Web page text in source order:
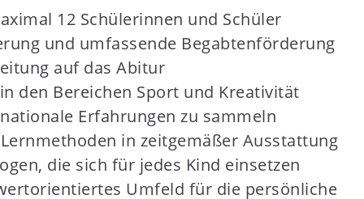
12 Schülerinnen und Schüler
und umfassende Begabtenförderung
auf das Abitur
den Bereichen Sport und Kreativität
Erfahrungen zu sammeln
in zeitgemäßer Ausstattung
die sich für jedes Kind einsetzen
Umfeld für die persönliche